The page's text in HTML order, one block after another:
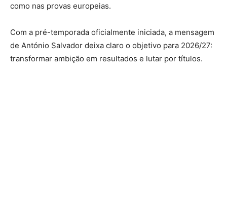
como nas provas europeias.
Com a pré-temporada oficialmente iniciada, a mensagem
de António Salvador deixa claro o objetivo para 2026/27:
transformar ambição em resultados e lutar por títulos.